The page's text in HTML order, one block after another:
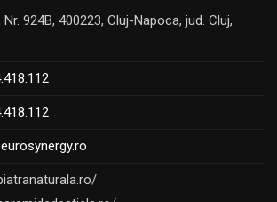
924B, 400223, Cluj-Napoca, jud. Cluj,